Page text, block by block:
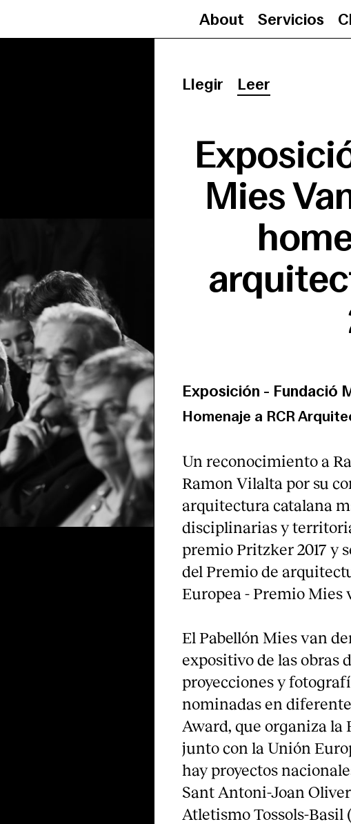
About Servicios
Llegir
Leer
Mies
Exposición - Fundació
Homenaje a RCR
Un reconocimiento a
Ramon Vilalta por su
arquitectura catalana
disciplinarias y
premio Pritzker 2017 y
del Premio de
Europea - Premio Mies
El Pabellón Mies van
expositivo de las obras
proyecciones y
nominadas en
Award, que organiza la
junto con la Unión
hay proyectos
Sant Antoni-Joan
Atletismo Tossols-Basil